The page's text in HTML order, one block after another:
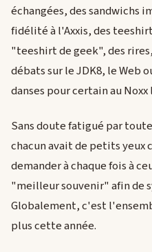
échangées, des sandwichs
fidélité à l'Axxis, des
"teeshirt de geek", des
débats sur le JDK8, le Web
danses pour certain au
Sans doute fatigué par
chacun avait de petits yeux
demander à chaque fois à
"meilleur souvenir" afin de
Globalement, c'est
plus cette année.